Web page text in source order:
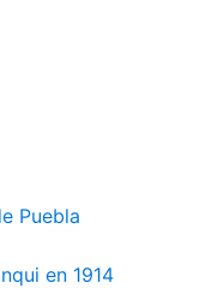
Puebla
en 1914